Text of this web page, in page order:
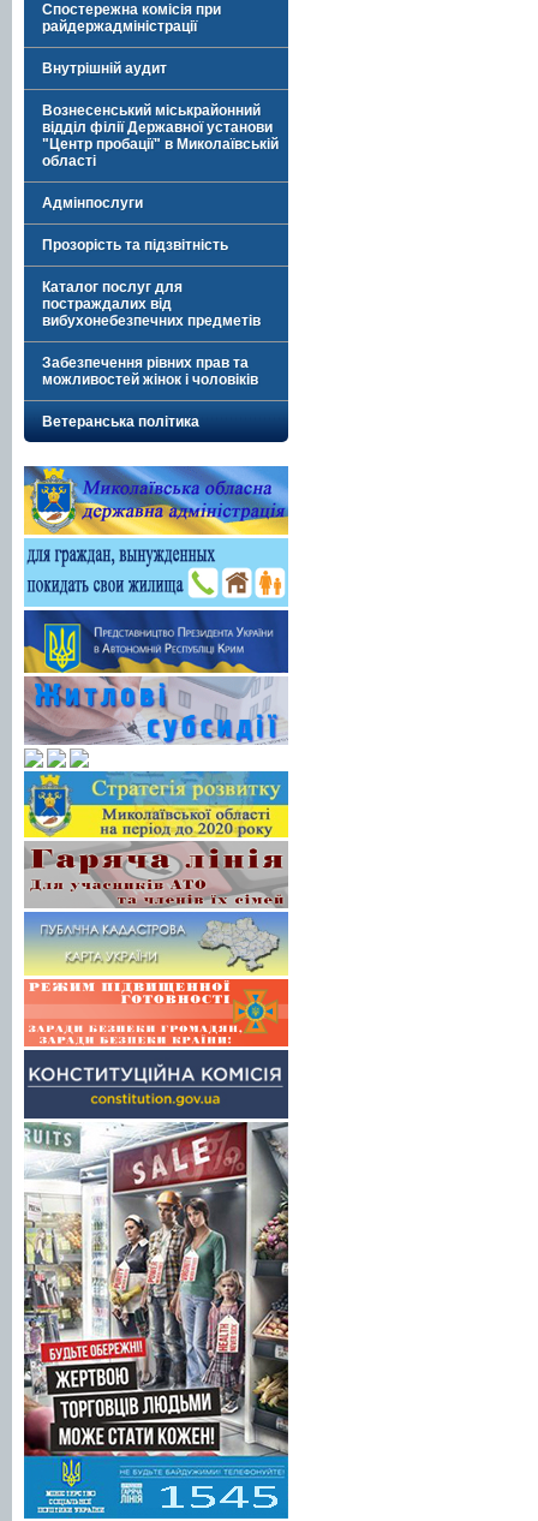
Спостережна комісія при
райдержадміністрації
Внутрішній аудит
Вознесенський міськрайонний
відділ філії Державної установи
"Центр пробації" в Миколаївській
області
Адмінпослуги
Прозорість та підзвітність
Каталог послуг для
постраждалих від
вибухонебезпечних предметів
Забезпечення рівних прав та
можливостей жінок і чоловіків
Ветеранська політика